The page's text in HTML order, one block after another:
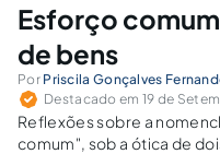
Esforço
de bens
Por Priscila Gonçalves
Destacado em 19 de
Reflexões sobre a
comum", sob a ótica de